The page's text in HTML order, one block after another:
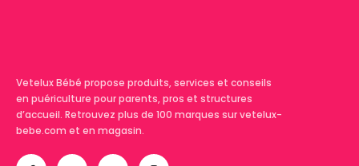
Vetelux Bébé propose produits, services et conseils
en puériculture pour parents, pros et structures
d’accueil. Retrouvez plus de 100 marques sur vetelux-
bebe.com et en magasin.